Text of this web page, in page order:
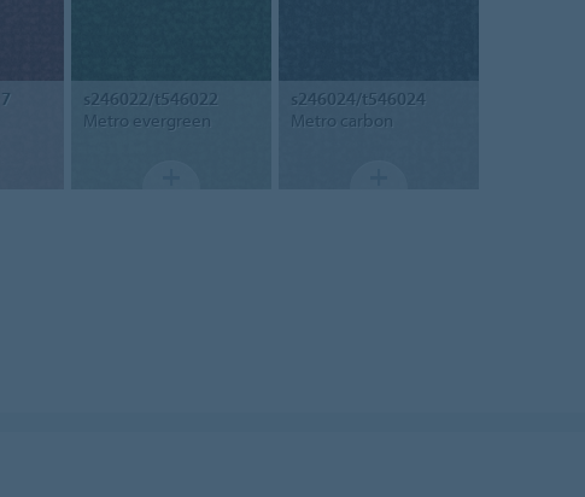
s246022/t546022
Metro evergreen
s246024/t546024
Metro carbon